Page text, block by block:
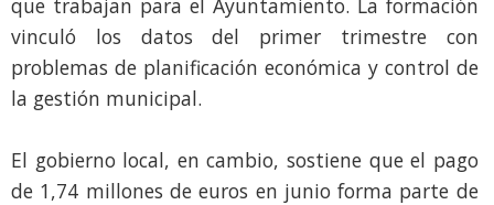
vinculó los datos del primer trimestre con
problemas de planificación económica y control de
la gestión municipal.
El gobierno local, en cambio, sostiene que el pago
de 1,74 millones de euros en junio forma parte de